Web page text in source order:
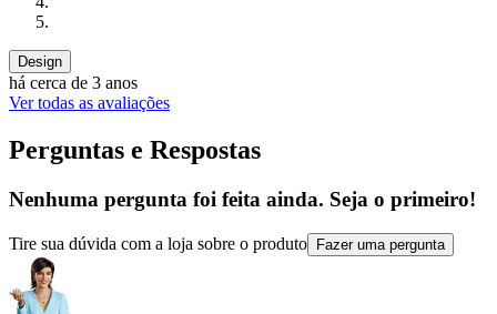
Design
há cerca de 3 anos
Ver todas as avaliações
Perguntas e Respostas
Nenhuma pergunta foi feita ainda. Seja o primeiro!
Tire sua dúvida com a loja sobre o produto Fazer uma pergunta